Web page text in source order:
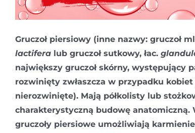
Gruczoł piersiowy (inne nazwy: gruczoł
lactifera lub gruczoł sutkowy, łac.
największy gruczoł skórny, występujący
rozwinięty zwłaszcza w przypadku
nierozwinięte). Mają półkolisty lub
charakterystyczną budowę anatomiczną.
gruczoły piersiowe umożliwiają